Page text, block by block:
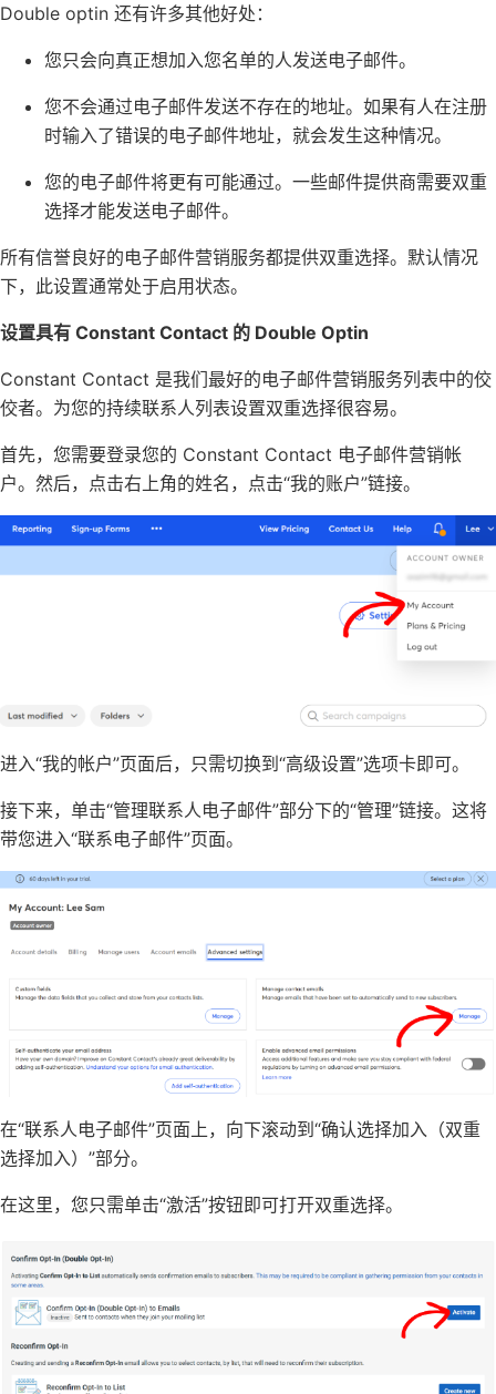
Double optin 还有许多其他好处：
您只会向真正想加入您名单的人发送电子邮件。
您不会通过电子邮件发送不存在的地址。如果有人在注册
时输入了错误的电子邮件地址，就会发生这种情况。
您的电子邮件将更有可能通过。一些邮件提供商需要双重
选择才能发送电子邮件。
所有信誉良好的电子邮件营销服务都提供双重选择。默认情况
下，此设置通常处于启用状态。
设置具有 Constant Contact 的 Double Optin
Constant Contact 是我们最好的电子邮件营销服务列表中的佼
佼者。为您的持续联系人列表设置双重选择很容易。
首先，您需要登录您的 Constant Contact 电子邮件营销帐
户。然后，点击右上角的姓名，点击“我的账户”链接。
进入“我的帐户”页面后，只需切换到“高级设置”选项卡即可。
接下来，单击“管理联系人电子邮件”部分下的“管理”链接。这将
带您进入“联系电子邮件”页面。
在“联系人电子邮件”页面上，向下滚动到“确认选择加入（双重
选择加入）”部分。
在这里，您只需单击“激活”按钮即可打开双重选择。